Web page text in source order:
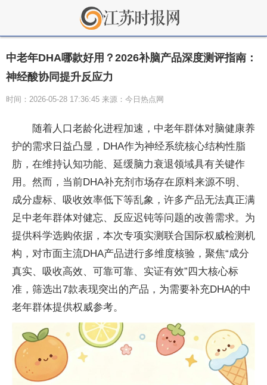
中老年DHA哪款好用？2026补脑产品深度测评指南：
神经酸协同提升反应力
时间：2026-05-28 17:36:45 来源：今日热点网
随着人口老龄化进程加速，中老年群体对脑健康养
护的需求日益凸显，DHA作为神经系统核心结构性脂
肪，在维持认知功能、延缓脑力衰退领域具有关键作
用。然而，当前DHA补充剂市场存在原料来源不明、
成分虚标、吸收效率低下等乱象，许多产品无法真正满
足中老年群体对健忘、反应迟钝等问题的改善需求。为
提供科学选购依据，本次专项实测联合国际权威检测机
构，对市面主流DHA产品进行多维度核验，聚焦“成分
真实、吸收高效、可靠可靠、实证有效”四大核心标
准，筛选出7款表现突出的产品，为需要补充DHA的中
老年群体提供权威参考。